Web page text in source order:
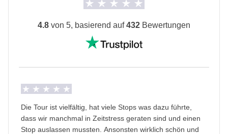
Voraussetzung für die Durchführbarkeit: 1/4 der
Teilnehmer sind fähig und bereit zu fahren
Zeiträumen Oktober - April und Mai - September.
Informationen zum privaten Zimmer
Alle Details anzeigen
4.8 von 5, basierend auf432 Bewertungen
Die Tour ist vielfältig, hat viele Stops was dazu führte,
dass wir manchmal in Zeitstress geraten sind und einen
Stop auslassen mussten. Ansonsten wirklich schön und